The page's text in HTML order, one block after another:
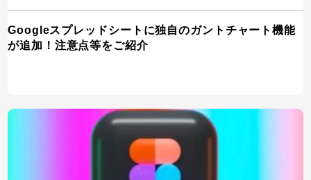
Googleスプレッドシートに独自のガントチャート機能
が追加！注意点等をご紹介